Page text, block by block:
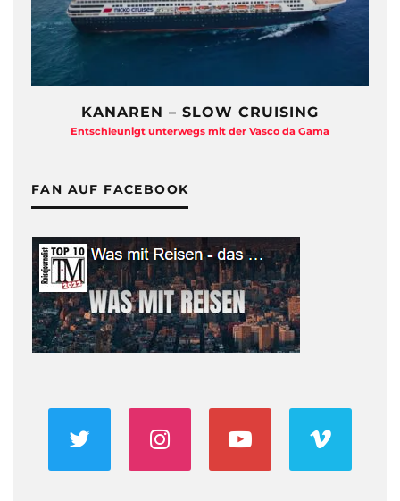
KANAREN – SLOW CRUISING
Entschleunigt unterwegs mit der Vasco da Gama
FAN AUF FACEBOOK